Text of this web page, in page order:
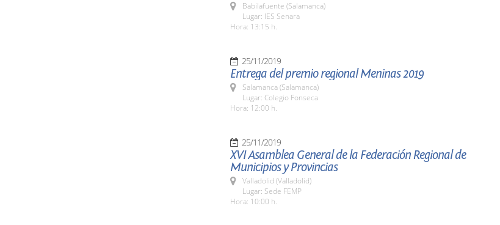
Babilafuente (Salamanca)
Lugar: IES Senara
Hora: 13:15 h.
25/11/2019
Entrega del premio regional Meninas 2019
Salamanca (Salamanca)
Lugar: Colegio Fonseca
Hora: 12:00 h.
25/11/2019
XVI Asamblea General de la Federación Regional de
Municipios y Provincias
Valladolid (Valladolid)
Lugar: Sede FEMP
Hora: 10:00 h.